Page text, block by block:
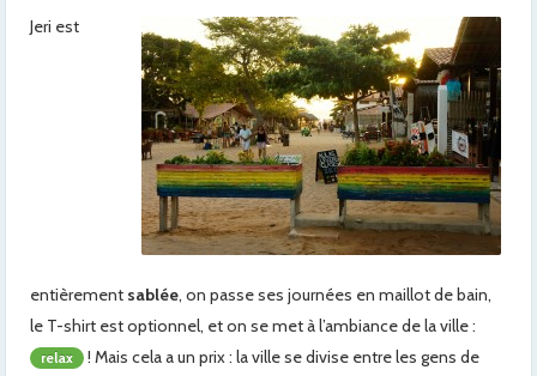
Jeri est
entièrement sablée, on passe ses journées en maillot de bain,
le T-shirt est optionnel, et on se met à l’ambiance de la ville :
relax
! Mais cela a un prix : la ville se divise entre les gens de